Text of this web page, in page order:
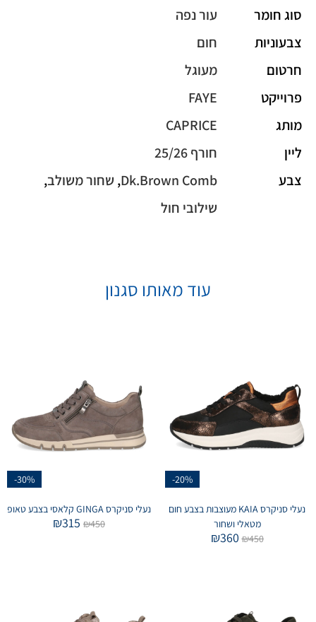
סוג חומר
עור נפה
צבעוניות
חום
חרטום
מעוגל
פרוייקט
FAYE
מותג
CAPRICE
ליין
חורף 25/26
צבע
Dk.Brown Comb
, שחור משולב,
שילובי חול
עוד מאותו סגנון
-20%
נעלי סניקרס KAIA מעוצבות בצבע חום
מטאלי ושחור
₪450
₪360
-30%
נעלי סניקרס GINGA קלאסי בצבע טאופ
₪450
₪315